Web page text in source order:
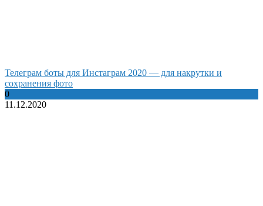
Телеграм боты для Инстаграм 2020 — для накрутки и
сохранения фото
0
11.12.2020